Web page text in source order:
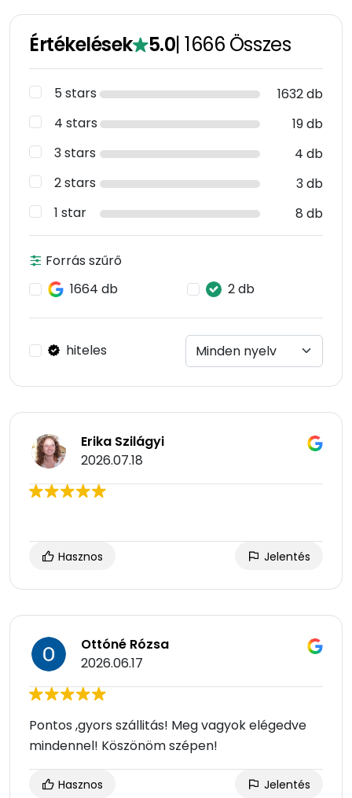
Értékelések 5.0|1666 Összes
5 stars
1632 db
4 stars
19 db
3 stars
4 db
2 stars
3 db
1 star
8 db
Forrás szűrő
1664 db
2 db
hiteles
Erika Szilágyi
2026.07.18
Hasznos Jelentés
Ottóné Rózsa
2026.06.17
Pontos ,gyors szállitás! Meg vagyok elégedve
mindennel! Köszönöm szépen!
Hasznos Jelentés